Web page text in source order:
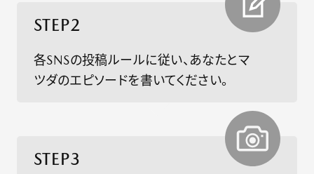
STEP2
各SNSの投稿ルールに従い、あなたとマ
ツダのエピソードを書いてください。
STEP3